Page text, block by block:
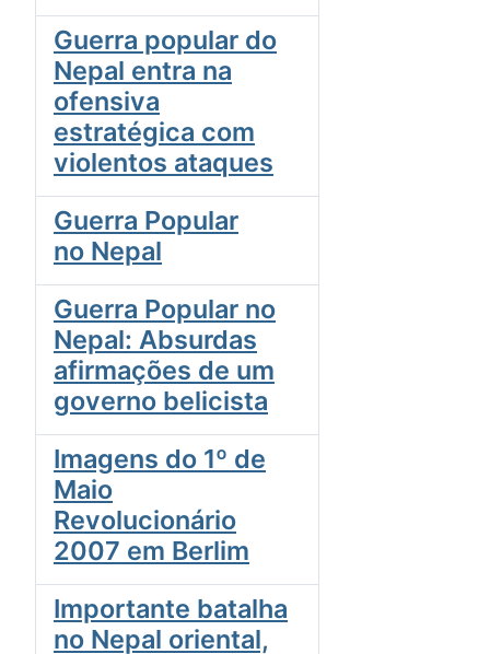
Guerra popular do
Nepal entra na
ofensiva
estratégica com
violentos ataques
Guerra Popular
no Nepal
Guerra Popular no
Nepal: Absurdas
afirmações de um
governo belicista
Imagens do 1º de
Maio
Revolucionário
2007 em Berlim
Importante batalha
no Nepal oriental,